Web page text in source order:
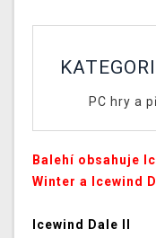
PC hry a
Balehí obsahuje
Winter a Icewind
Icewind Dale II